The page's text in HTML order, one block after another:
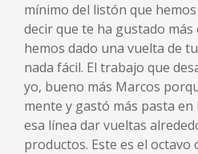
mínimo del listón que
decir que te ha gustado
hemos dado una vuelta de
nada fácil. El trabajo que
yo, bueno más Marcos
mente y gastó más pasta en
esa línea dar vueltas
productos. Este es el